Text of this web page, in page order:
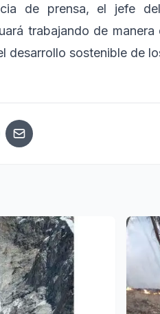
de prensa, el jefe
trabajando de
desarrollo sostenible de